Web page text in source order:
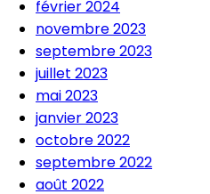
février 2024
novembre 2023
septembre 2023
juillet 2023
mai 2023
janvier 2023
octobre 2022
septembre 2022
août 2022